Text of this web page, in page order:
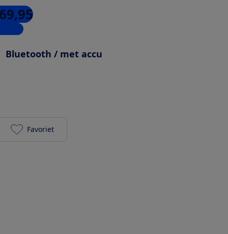
Bluetooth / met accu
Medion P61762 toevoegen aan je favorieten
Favoriet